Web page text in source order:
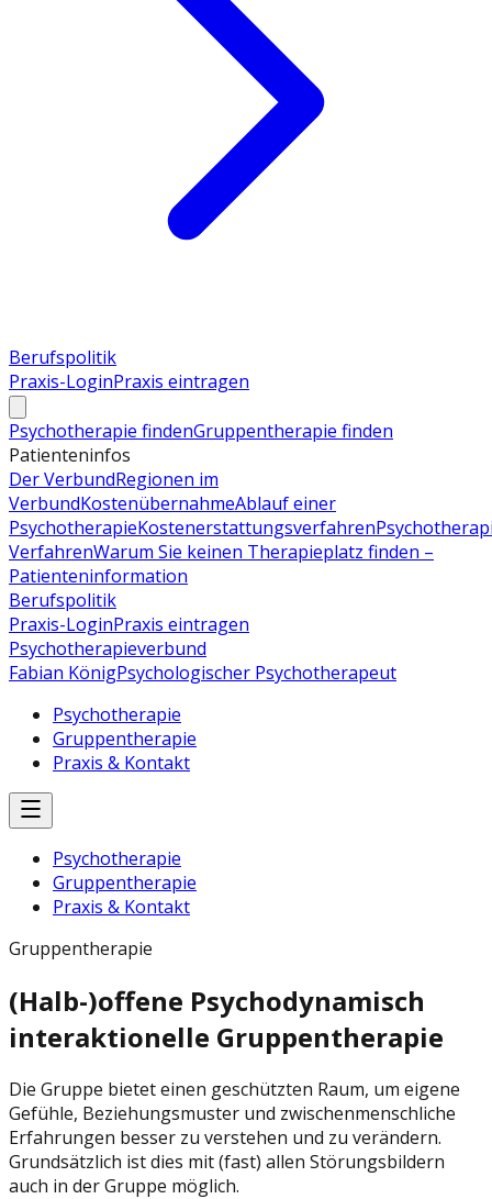
Berufspolitik
Praxis-LoginPraxis eintragen
Psychotherapie findenGruppentherapie finden
Patienteninfos
Der VerbundRegionen im
VerbundKostenübernahmeAblauf einer
PsychotherapieKostenerstattungsverfahren
VerfahrenWarum Sie keinen Therapieplatz finden –
Patienteninformation
Berufspolitik
Praxis-LoginPraxis eintragen
Psychotherapieverbund
Fabian KönigPsychologischer Psychotherapeut
Psychotherapie
Gruppentherapie
Praxis & Kontakt
Psychotherapie
Gruppentherapie
Praxis & Kontakt
Gruppentherapie
(Halb-)offene Psychodynamisch
interaktionelle Gruppentherapie
Die Gruppe bietet einen geschützten Raum, um eigene
Gefühle, Beziehungsmuster und zwischenmenschliche
Erfahrungen besser zu verstehen und zu verändern.
Grundsätzlich ist dies mit (fast) allen Störungsbildern
auch in der Gruppe möglich.